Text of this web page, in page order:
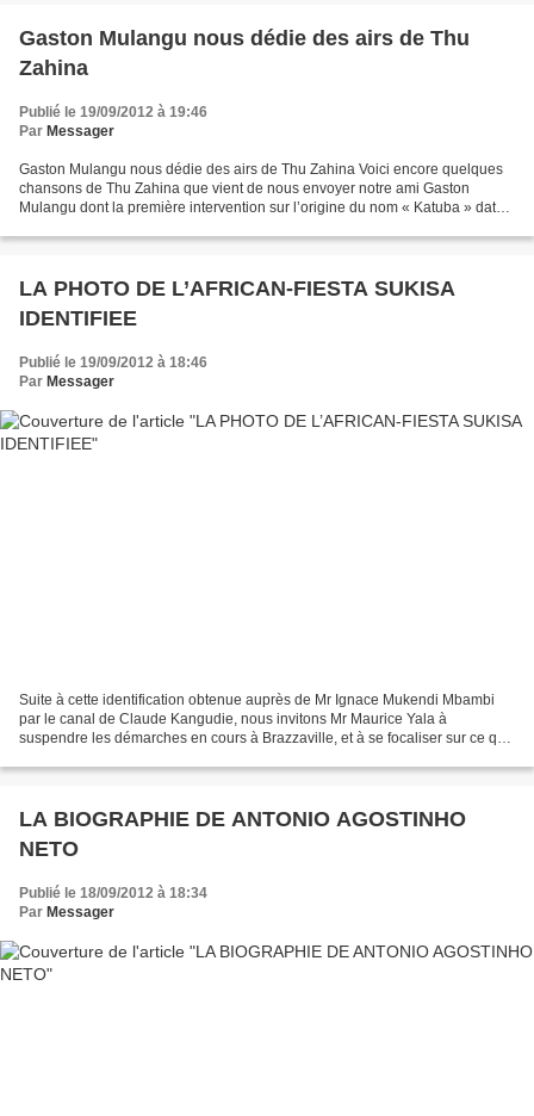
Gaston Mulangu nous dédie des airs de Thu
Zahina
Publié le 19/09/2012 à 19:46
Par Messager
Gaston Mulangu nous dédie des airs de Thu Zahina Voici encore quelques
chansons de Thu Zahina que vient de nous envoyer notre ami Gaston
Mulangu dont la première intervention sur l’origine du nom « Katuba » date
LA PHOTO DE L’AFRICAN-FIESTA SUKISA
IDENTIFIEE
Publié le 19/09/2012 à 18:46
Par Messager
Suite à cette identification obtenue auprès de Mr Ignace Mukendi Mbambi
par le canal de Claude Kangudie, nous invitons Mr Maurice Yala à
suspendre les démarches en cours à Brazzaville, et à se focaliser sur ce qu'il
LA BIOGRAPHIE DE ANTONIO AGOSTINHO
NETO
Publié le 18/09/2012 à 18:34
Par Messager